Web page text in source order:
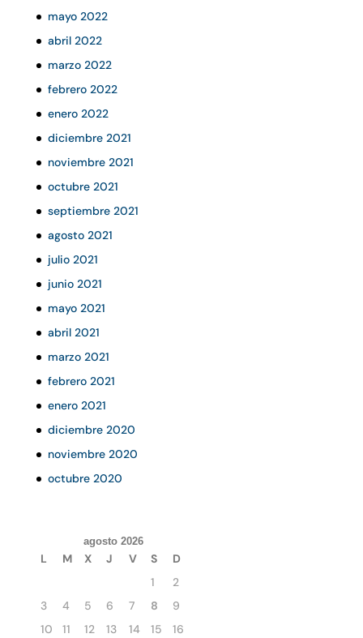
mayo 2022
abril 2022
marzo 2022
febrero 2022
enero 2022
diciembre 2021
noviembre 2021
octubre 2021
septiembre 2021
agosto 2021
julio 2021
junio 2021
mayo 2021
abril 2021
marzo 2021
febrero 2021
enero 2021
diciembre 2020
noviembre 2020
octubre 2020
agosto 2026
L M X J V S
D
1
2
3
4 5 6 7 8
9
10
11 12 13 14 15
16